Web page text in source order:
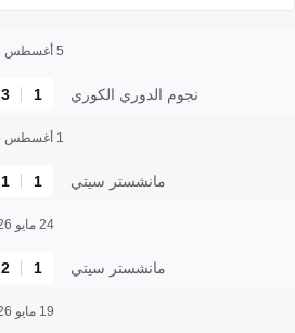
5 أغسطس 2026
نجوم الدوري الكوري 1
3
1 أغسطس 2026
مانشستر سيتي 1
1
24 مايو 2026
مانشستر سيتي 1
2
19 مايو 2026